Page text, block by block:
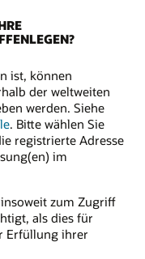
ist, können
der weltweiten
werden. Siehe
. Bitte wählen Sie
registrierte Adresse
im
zum Zugriff
als dies für
Erfüllung ihrer